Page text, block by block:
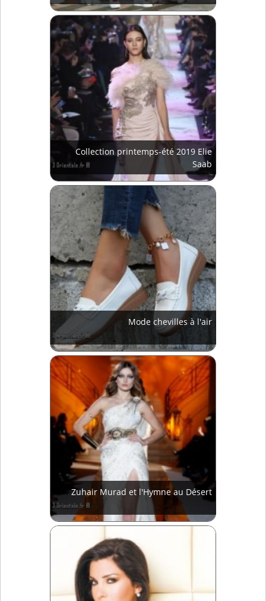
Collection printemps-été 2019 Elie
Saab
Mode chevilles à l'air
Zuhair Murad et l'Hymne au Désert